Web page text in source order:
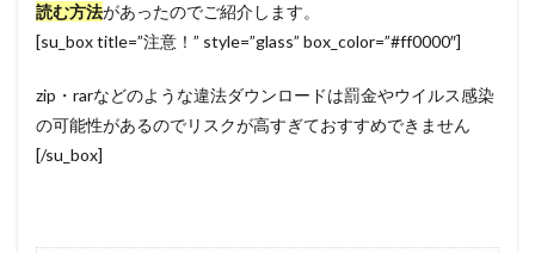
読む方法があったのでご紹介します。
[su_box title=”注意！” style=”glass” box_color=”#ff0000″]
zip・rarなどのような違法ダウンロードは罰金やウイルス感染
の可能性があるのでリスクが高すぎておすすめできません
[/su_box]